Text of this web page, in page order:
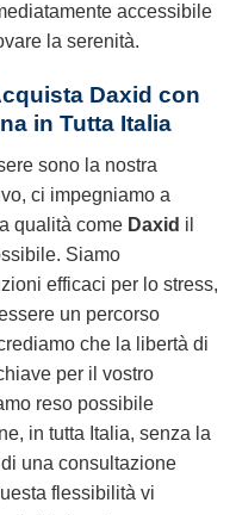
accessibile
la serenità.
Daxid con
in Tutta Italia
sono la nostra
ci impegniamo a
qualità come Daxid il
Siamo
efficaci per lo stress,
un percorso
che la libertà di
per il vostro
reso possibile
in tutta Italia, senza la
una consultazione
flessibilità vi